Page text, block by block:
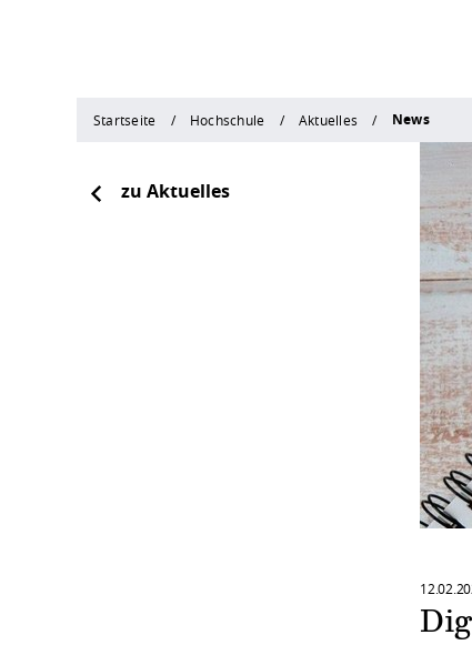
Startseite Hochschule Aktuelles News
zu Aktuelles